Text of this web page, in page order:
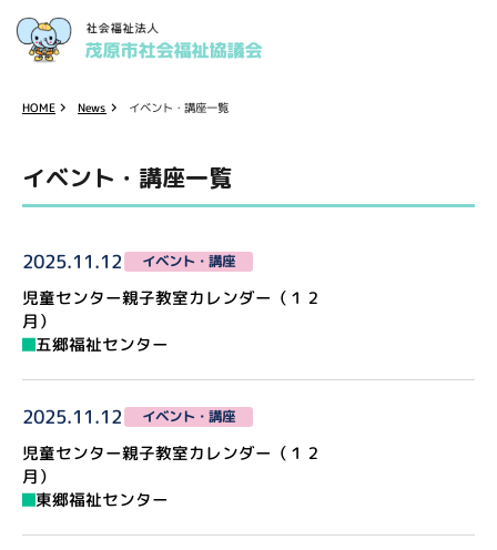
HOME News イベント・講座一覧
イベント・講座一覧
2025.11.12 イベント・講座
児童センター親子教室カレンダー（１２
月）
五郷福祉センター
2025.11.12 イベント・講座
児童センター親子教室カレンダー（１２
月）
東郷福祉センター